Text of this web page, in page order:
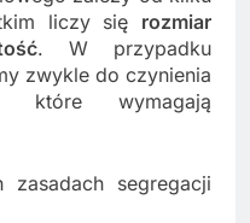
liczy się rozmiar
. W przypadku
zwykle do czynienia
które wymagają
zasadach segregacji